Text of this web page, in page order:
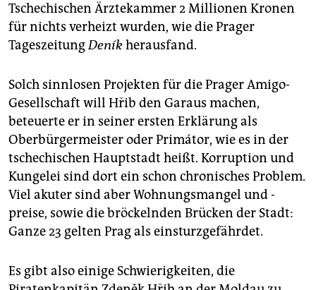
Tschechischen Ärztekammer 2 ­Mil­lionen Kronen
für nichts verheizt wurden, wie die Prager
TageszeitungDeníkherausfand.
Solch sinnlosen Projekten für die Prager Amigo-
Gesellschaft will Hřib den Garaus machen,
beteuerte er in seiner ersten Erklärung als
Oberbürgermeister oder Primátor, wie es in der
tschechischen Hauptstadt heißt. Korruption und
Kungelei sind dort ein schon chronisches Problem.
Viel akuter sind aber Wohnungsmangel und -
preise, sowie die bröckelnden Brücken der Stadt:
Ganze 23 gelten Prag als einsturzgefährdet.
Es gibt also einige Schwierigkeiten, die